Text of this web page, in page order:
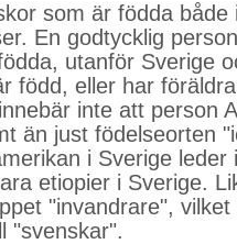
som är födda både
En godtycklig
utanför Sverige
född, eller har
inte att person
än just födelseorten
i Sverige leder
etiopier i Sverige.
"invandrare", vilket
"svenskar".